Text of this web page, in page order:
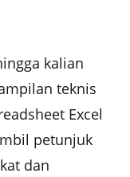
kalian
teknis
Excel
petunjuk
dan